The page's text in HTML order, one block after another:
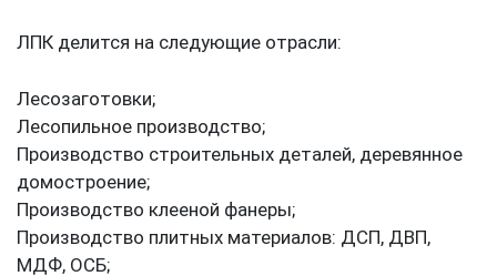
ЛПК делится на следующие отрасли:
Лесозаготовки;
Лесопильное производство;
Производство строительных деталей, деревянное
домостроение;
Производство клееной фанеры;
Производство плитных материалов: ДСП, ДВП,
МДФ, ОСБ;